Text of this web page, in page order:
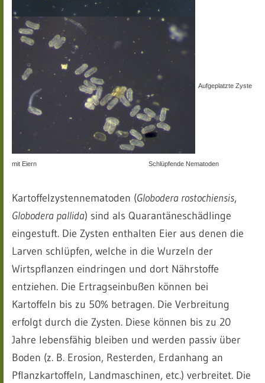
Aufgeplatzte Zyste
mit Eiern Schlüpfende Nematoden
Kartoffelzystennematoden (Globodera rostochiensis,
Globodera pallida) sind als Quarantäneschädlinge
eingestuft. Die Zysten enthalten Eier aus denen die
Larven schlüpfen, welche in die Wurzeln der
Wirtspflanzen eindringen und dort Nährstoffe
entziehen. Die Ertragseinbußen können bei
Kartoffeln bis zu 50% betragen. Die Verbreitung
erfolgt durch die Zysten. Diese können bis zu 20
Jahre lebensfähig bleiben und werden passiv über
Boden (z. B. Erosion, Resterden, Erdanhang an
Pflanzkartoffeln, Landmaschinen, etc.) verbreitet. Die